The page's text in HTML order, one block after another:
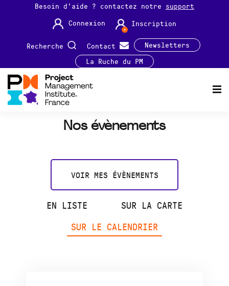
Besoin d'aide ? contactez notre support
Connexion
Inscription
Recherche Contact
Newsletters
La Ruche du PM
Nos évènements
VOIR MES ÉVÈNEMENTS
EN LISTE
SUR LA CARTE
SUR LE CALENDRIER